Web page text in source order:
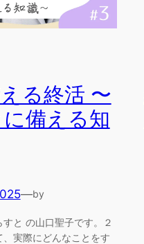
る終活 〜
備える知
—by
と の山口聖子です。２
実際にどんなことをす